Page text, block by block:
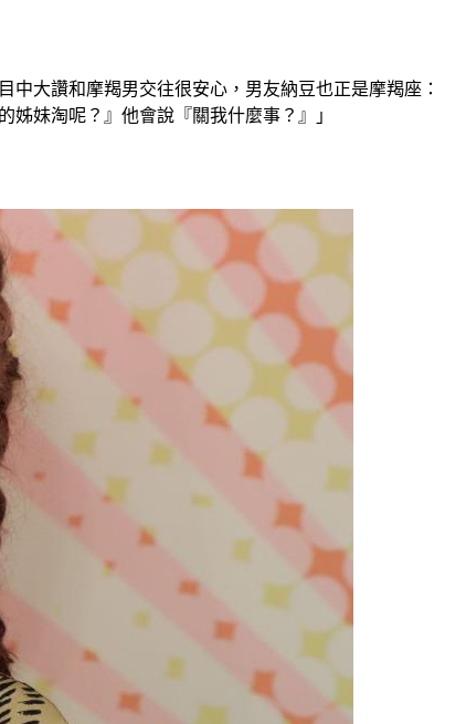
大讚和摩羯男交往很安心，男友納豆也正是摩羯座：
姊妹淘呢？』他會說『關我什麼事？』」